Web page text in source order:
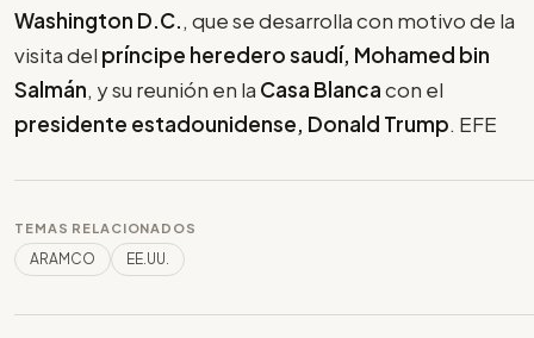
Washington D.C., que se desarrolla con motivo de la
visita del príncipe heredero saudí, Mohamed bin
Salmán, y su reunión en la Casa Blancacon el
presidente estadounidense, Donald Trump. EFE
TEMAS RELACIONADOS
ARAMCO EE.UU.